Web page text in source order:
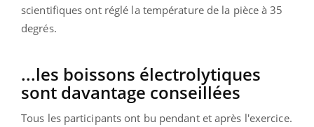
scientifiques ont réglé la température de la pièce à 35
degrés.
...les boissons électrolytiques
sont davantage conseillées
Tous les participants ont bu pendant et après l'exercice.